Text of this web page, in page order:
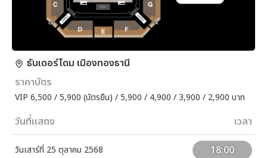
ธันเดอร์โดม เมืองทองธานี
ราคาบัตร
VIP 6,500 / 5,900 (บัตรยืน) / 5,900 / 4,900 / 3,900 / 2,900 บาท
วันที่แสดง เวลา
วันเสาร์ที่ 25 ตุลาคม 2568 18:00